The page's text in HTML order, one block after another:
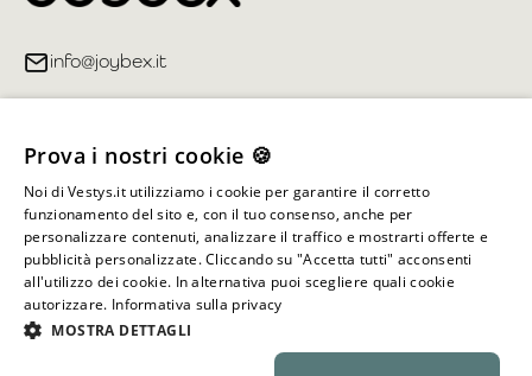
info@joybex.it
Account
Informazioni sul negozio
Tutti i diritti riservati ©
Prova i nostri cookie 🍪
Noi di Vestys.it utilizziamo i cookie per garantire il corretto
funzionamento del sito e, con il tuo consenso, anche per
personalizzare contenuti, analizzare il traffico e mostrarti offerte e
pubblicità personalizzate. Cliccando su "Accetta tutti" acconsenti
all'utilizzo dei cookie. In alternativa puoi scegliere quali cookie
autorizzare. Informativa sulla privacy
MOSTRA DETTAGLI